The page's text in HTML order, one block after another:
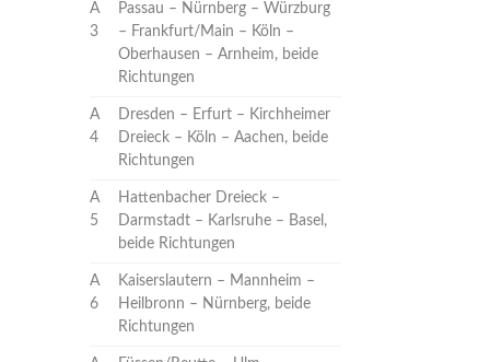
A
3
Passau – Nürnberg – Würzburg
– Frankfurt/Main – Köln –
Oberhausen – Arnheim, beide
Richtungen
A
4
Dresden – Erfurt – Kirchheimer
Dreieck – Köln – Aachen, beide
Richtungen
A
5
Hattenbacher Dreieck –
Darmstadt – Karlsruhe – Basel,
beide Richtungen
A
6
Kaiserslautern – Mannheim –
Heilbronn – Nürnberg, beide
Richtungen